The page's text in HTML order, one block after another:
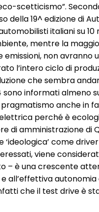
scetticismo”.
della 19^ edizione di
italiani su
mentre la
non avranno
l’intero ciclo di
che sembra
sono informati
anche in
perché è
di amministrazione
come
viene
– è una crescente
all’effettiva autonomia
che il test drive è